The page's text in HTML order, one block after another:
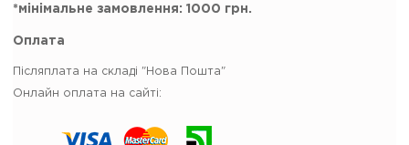
*мінімальне замовлення: 1000 грн.
Оплата
Післяплата на складі "Нова Пошта"
Онлайн оплата на сайті: